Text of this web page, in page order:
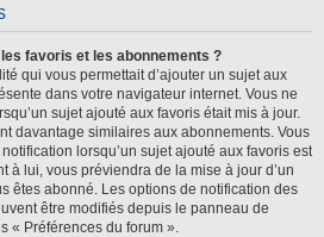
favoris et les abonnements ?
qui vous permettait d’ajouter un sujet aux
dans votre navigateur internet. Vous ne
sujet ajouté aux favoris était mis à jour.
davantage similaires aux abonnements. Vous
lorsqu’un sujet ajouté aux favoris est
à lui, vous préviendra de la mise à jour d’un
êtes abonné. Les options de notification des
être modifiés depuis le panneau de
« Préférences du forum ».